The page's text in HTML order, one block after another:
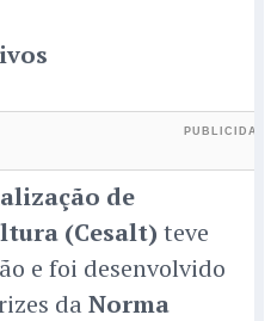
de
(Cesalt) teve
e foi desenvolvido
da Norma